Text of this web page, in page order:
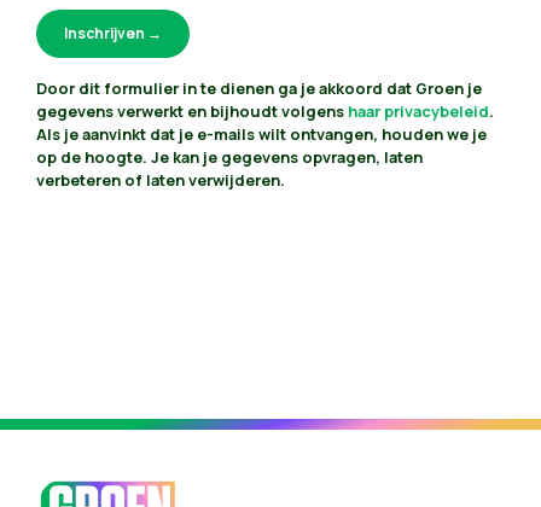
Door dit formulier in te dienen ga je akkoord dat Groen je
gegevens verwerkt en bijhoudt volgens haar privacybeleid.
Als je aanvinkt dat je e-mails wilt ontvangen, houden we je
op de hoogte. Je kan je gegevens opvragen, laten
verbeteren of laten verwijderen.